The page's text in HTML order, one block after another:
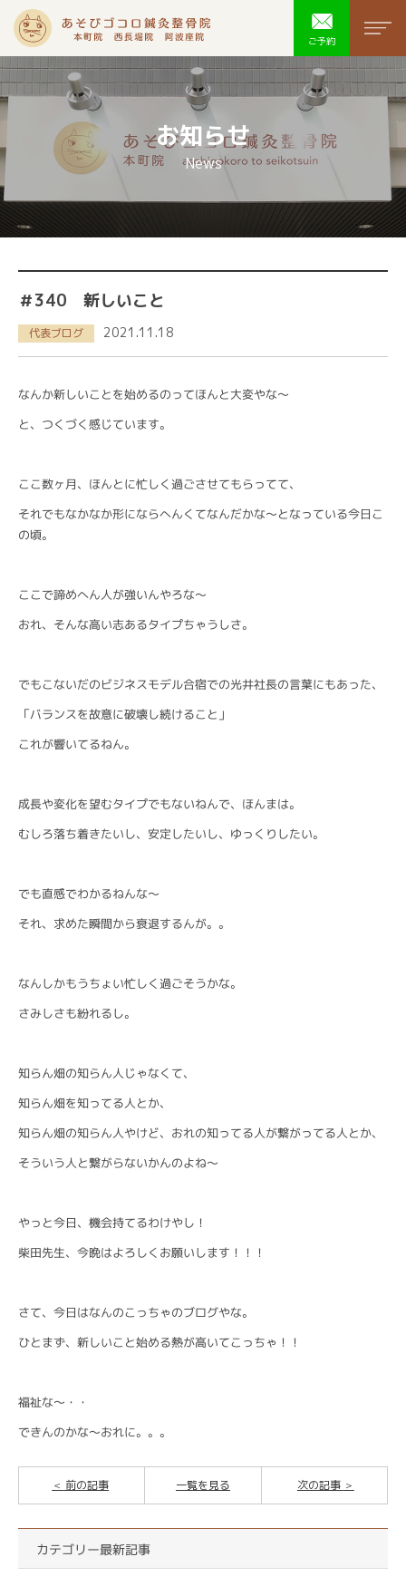
ご予約
あそびゴコ
お知らせ
News
＃340 新しいこと
代表ブログ 2021.11.18
なんか新しいことを始めるのってほんと大変やな〜
と、つくづく感じています。
ここ数ヶ月、ほんとに忙しく過ごさせてもらってて、
それでもなかなか形にならへんくてなんだかな〜となっている今日こ
の頃。
ここで諦めへん人が強いんやろな〜
おれ、そんな高い志あるタイプちゃうしさ。
でもこないだのビジネスモデル合宿での光井社長の言葉にもあった、
「バランスを故意に破壊し続けること」
これが響いてるねん。
成長や変化を望むタイプでもないねんで、ほんまは。
むしろ落ち着きたいし、安定したいし、ゆっくりしたい。
でも直感でわかるねんな〜
それ、求めた瞬間から衰退するんが。。
なんしかもうちょい忙しく過ごそうかな。
さみしさも紛れるし。
知らん畑の知らん人じゃなくて、
知らん畑を知ってる人とか、
知らん畑の知らん人やけど、おれの知ってる人が繋がってる人とか、
そういう人と繋がらないかんのよね〜
やっと今日、機会持てるわけやし！
柴田先生、今晩はよろしくお願いします！！！
さて、今日はなんのこっちゃのブログやな。
ひとまず、新しいこと始める熱が高いてこっちゃ！！
福祉な〜・・
できんのかな〜おれに。。。
前の記事 次の記事
一覧を見る
カテゴリー最新記事